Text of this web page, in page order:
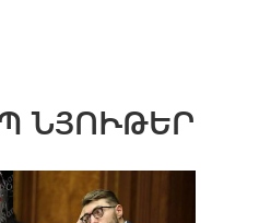
ՆՅՈՒԹԵՐ